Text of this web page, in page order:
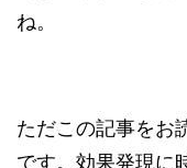
ね。
ただこの記事をお
です。効果発現に